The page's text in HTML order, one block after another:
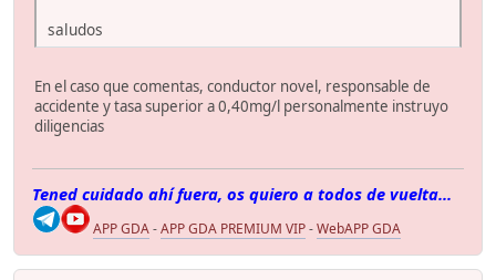
saludos
En el caso que comentas, conductor novel, responsable de
accidente y tasa superior a 0,40mg/l personalmente instruyo
diligencias
Tened cuidado ahí fuera, os quiero a todos de vuelta...
APP GDA-APP GDA PREMIUM VIP-WebAPP GDA